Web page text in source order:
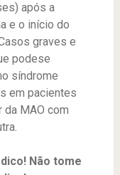
após a
e o início do
graves e
podese
síndrome
em pacientes
MAO com
Não tome